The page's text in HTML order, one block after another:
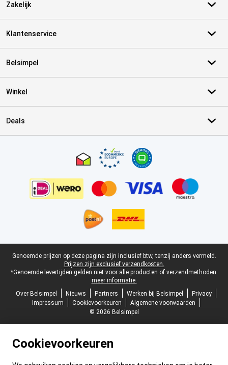
Zakelijk
Klantenservice
Belsimpel
Winkel
Deals
Juridische voettekst
Genoemde prijzen op deze pagina zijn inclusief btw, tenzij anders vermeld.
Prijzen zijn exclusief verzendkosten.
*Genoemde levertijden gelden niet voor alle producten of verzendmethoden:
meer informatie.
Over Belsimpel
Nieuws Partners Werken bij Belsimpel
Privacy
Impressum
Cookievoorkeuren
Algemene voorwaarden
© 2026 Belsimpel
Cookievoorkeuren